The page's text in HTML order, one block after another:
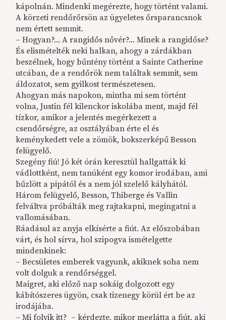
kápolnán. Mindenki megérezte, hogy történt valami.
A körzeti rendőrőrsön az ügyeletes őrsparancsnok
nem értett semmit.
– Hogyan?... A rangidős nővér?... Minek a rangidőse?
És elismételték neki halkan, ahogy a zárdákban
beszélnek, hogy bűntény történt a Sainte Catherine
utcában, de a rendőrök nem találtak semmit, sem
áldozatot, sem gyilkost természetesen.
Ahogyan más napokon, mintha mi sem történt
volna, Justin fél kilenckor iskolába ment, majd fél
tízkor, amikor a jelentés megérkezett a
csendőrségre, az osztályában érte el és
keménykedett vele a zömök, bokszerképű Besson
felügyelő.
Szegény fiú! Jó két órán keresztül hallgatták ki
vádlottként, nem tanúként egy komor irodában, ami
bűzlött a pipától és a nem jól szelelő kályhától.
Három felügyelő, Besson, Thiberge és Vallin
felváltva próbálták meg rajtakapni, megingatni a
vallomásában.
Ráadásul az anyja elkísérte a fiút. Az előszobában
várt, és hol sírva, hol szipogva ismételgette
mindenkinek:
– Becsületes emberek vagyunk, akiknek soha nem
volt dolguk a rendőrséggel.
Maigret, aki előző nap sokáig dolgozott egy
kábítószeres ügyön, csak tizenegy körül ért be az
irodájába.
– Mi folyik itt? – kérdezte, mikor meglátta a fiút, aki